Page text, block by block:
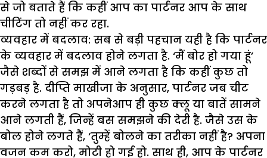
से जो बताते हैं कि कहीं आप का पार्टनर आप के साथ
चीटिंग तो नहीं कर रहा.
व्यवहार में बदलाव: सब से बड़ी पहचान यही है कि पार्टनर
के व्यवहार में बदलाव होने लगता है. ‘मैं बोर हो गया हूं’
जैसे शब्दों से समझ में आने लगता है कि कहीं कुछ तो
गड़बड़ है. दीप्ति माखीजा के अनुसार, पार्टनर जब चीट
करने लगता है तो अपनेआप ही कुछ क्लू या बातें सामने
आने लगती हैं, जिन्हें बस समझने की देरी है. जैसे उस के
बोल होने लगते हैं, ‘तुम्हें बोलने का तरीका नहीं है? अपना
वजन कम करो, मोटी हो गई हो. साथ ही, आप के पार्टनर